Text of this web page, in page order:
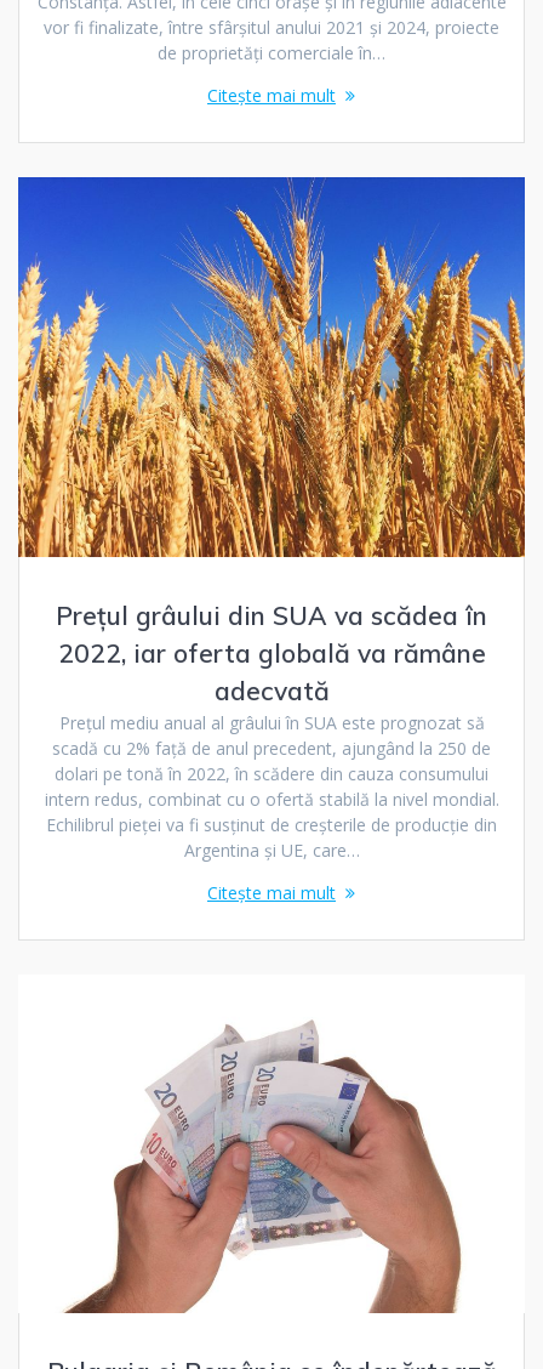
vor fi finalizate, între sfârșitul anului 2021 și 2024, proiecte
de proprietăți comerciale în…
Citește mai mult
Prețul grâului din SUA va scădea în
2022, iar oferta globală va rămâne
adecvată
Prețul mediu anual al grâului în SUA este prognozat să
scadă cu 2% față de anul precedent, ajungând la 250 de
dolari pe tonă în 2022, în scădere din cauza consumului
intern redus, combinat cu o ofertă stabilă la nivel mondial.
Echilibrul pieței va fi susținut de creșterile de producție din
Argentina și UE, care…
Citește mai mult